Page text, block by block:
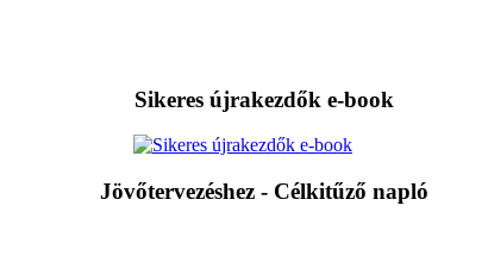
Sikeres újrakezdők e-book
Jövőtervezéshez - Célkitűző napló